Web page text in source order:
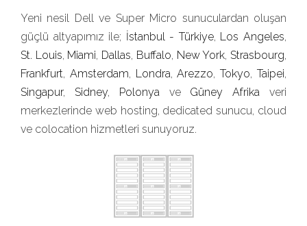
Yeni nesil Dell ve Super Micro sunuculardan oluşan
güçlü altyapımız ile; İstanbul - Türkiye, Los Angeles,
St. Louis, Miami, Dallas, Buffalo, New York, Strasbourg,
Frankfurt, Amsterdam, Londra,Arezzo,Tokyo,Taipei,
Singapur, Sidney, Polonya ve Güney Afrika veri
merkezlerinde web hosting, dedicated sunucu, cloud
ve colocation hizmetleri sunuyoruz.